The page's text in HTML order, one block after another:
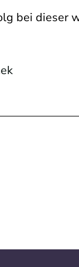
bei dieser